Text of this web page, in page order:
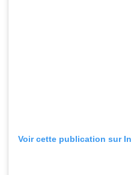
Voir cette publication sur